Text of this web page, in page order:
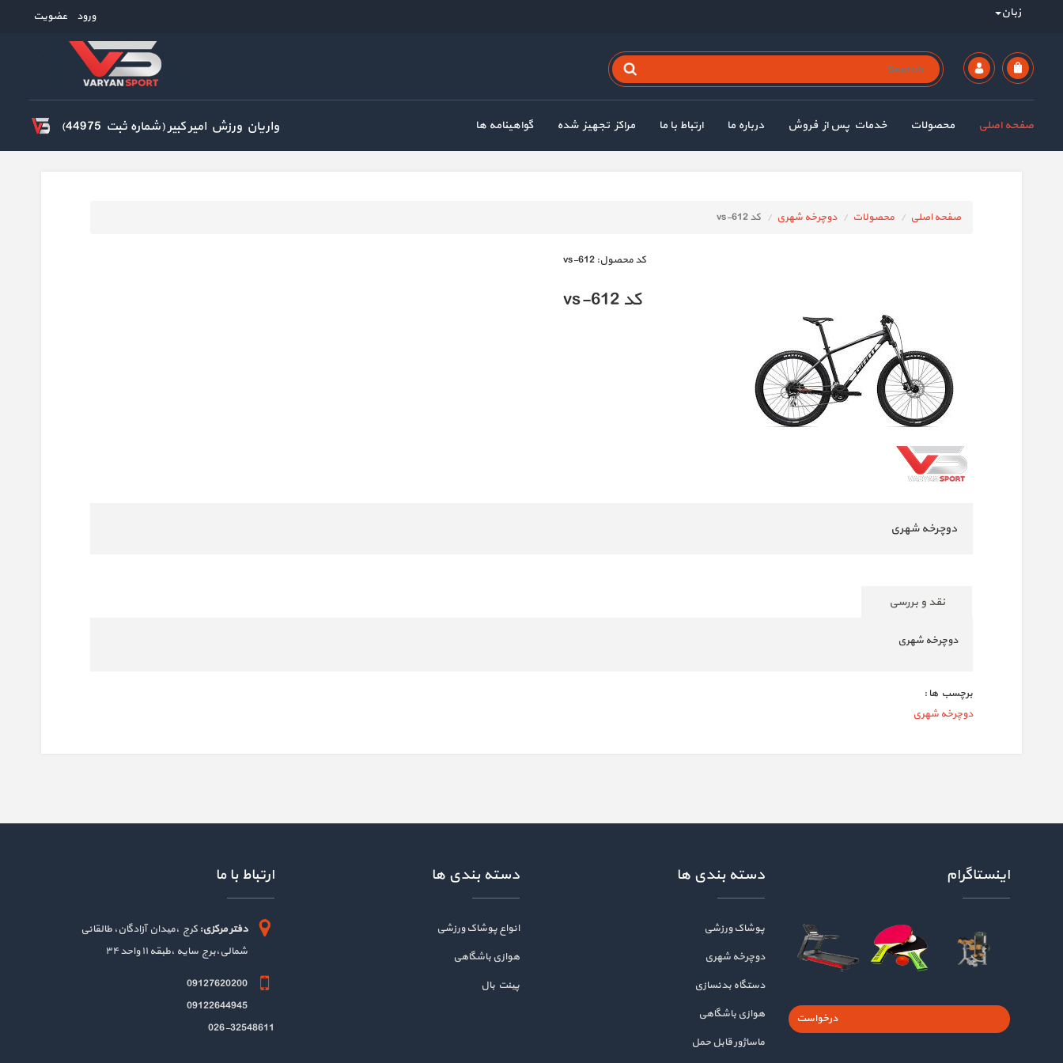
زبان ورود عضویت
صفحه اصلی محصولات خدمات پس از فروش درباره ما ارتباط با ما مراکز تجهیز شده گواهینامه ها واریان ورزش امیر کبیر (شماره ثبت 44975)
صفحه اصلی محصولات دوچرخه شهری کد vs-612
كد محصول: vs-612
کد vs-612
دوچرخه شهری
نقد و بررسی
دوچرخه شهری
برچسب ها :
دوچرخه شهری
اینستاگرام
درخواست
دسته بندی ها
پوشاک ورزشی
دوچرخه شهری
دستگاه بدنسازی
هوازی باشگاهی
ماساژور قابل حمل
دسته بندی ها
انواع پوشاک ورزشی
هوازی باشگاهی
پینت بال
ارتباط با ما
دفتر مرکزی: کرج ،میدان آزادگان، طالقانی
شمالی،برج سایه ،طبقه ۱۱ واحد ۳۴
09127620200
09122644945
026-32548611